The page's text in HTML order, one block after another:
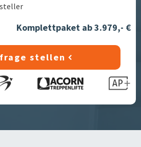
Komplettpaket ab 3.979,- €
stellen